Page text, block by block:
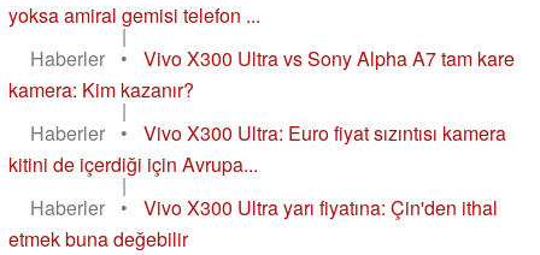
yoksa amiral gemisi telefon ...
|
Haberler
•
Vivo X300 Ultra vs Sony Alpha A7 tam kare
kamera: Kim kazanır?
|
Haberler
•
Vivo X300 Ultra: Euro fiyat sızıntısı kamera
kitini de içerdiği için Avrupa...
|
Haberler
•
Vivo X300 Ultra yarı fiyatına: Çin'den ithal
etmek buna değebilir